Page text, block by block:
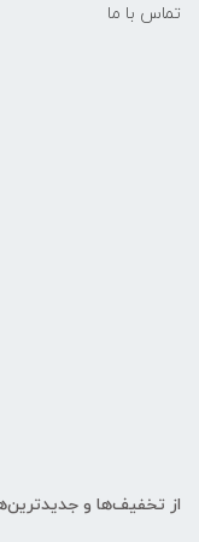
تماس با ما
از تخفیف‌ها و